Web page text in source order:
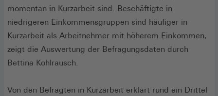
momentan in Kurzarbeit sind. Beschäftigte in
niedrigeren Einkommensgruppen sind häufiger in
Kurzarbeit als Arbeitnehmer mit höherem Einkommen,
zeigt die Auswertung der Befragungsdaten durch
Bettina Kohlrausch.
Von den Befragten in Kurzarbeit erklärt rund ein Drittel